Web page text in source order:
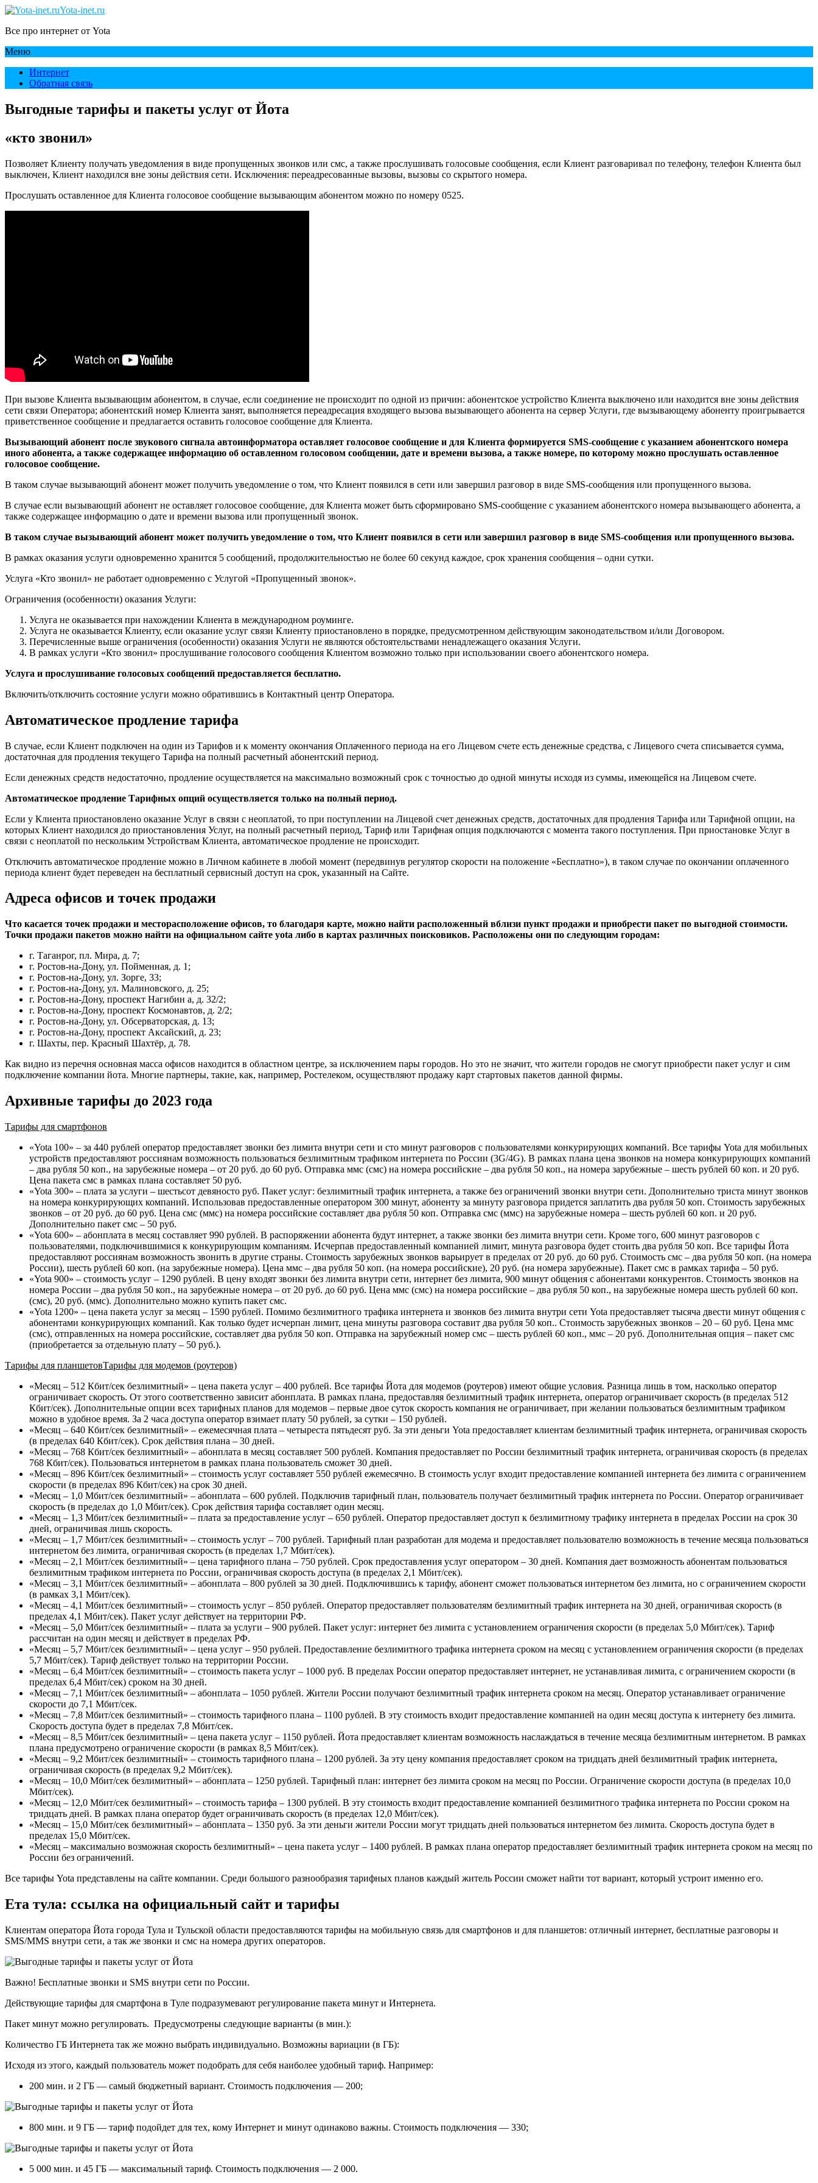
Yota-inet.ru
Все про интернет от Yota
Меню
Интернет
Обратная связь
Выгодные тарифы и пакеты услуг от Йота
«кто звонил»
Позволяет Клиенту получать уведомления в виде пропущенных звонков или смс, а также прослушивать голосовые сообщения, если Клиент разговаривал по телефону, телефон Клиента был
выключен, Клиент находился вне зоны действия сети. Исключения: переадресованные вызовы, вызовы со скрытого номера.
Прослушать оставленное для Клиента голосовое сообщение вызывающим абонентом можно по номеру 0525.
При вызове Клиента вызывающим абонентом, в случае, если соединение не происходит по одной из причин: абонентское устройство Клиента выключено или находится вне зоны действия
сети связи Оператора; абонентский номер Клиента занят, выполняется переадресация входящего вызова вызывающего абонента на сервер Услуги, где вызывающему абоненту проигрывается
приветственное сообщение и предлагается оставить голосовое сообщение для Клиента.
Вызывающий абонент после звукового сигнала автоинформатора оставляет голосовое сообщение и для Клиента формируется SMS-сообщение с указанием абонентского номера
иного абонента, а также содержащее информацию об оставленном голосовом сообщении, дате и времени вызова, а также номере, по которому можно прослушать оставленное
голосовое сообщение.
В таком случае вызывающий абонент может получить уведомление о том, что Клиент появился в сети или завершил разговор в виде SMS-сообщения или пропущенного вызова.
В случае если вызывающий абонент не оставляет голосовое сообщение, для Клиента может быть сформировано SMS-сообщение с указанием абонентского номера вызывающего абонента, а
также содержащее информацию о дате и времени вызова или пропущенный звонок.
В таком случае вызывающий абонент может получить уведомление о том, что Клиент появился в сети или завершил разговор в виде SMS-сообщения или пропущенного вызова.
В рамках оказания услуги одновременно хранится 5 сообщений, продолжительностью не более 60 секунд каждое, срок хранения сообщения – одни сутки.
Услуга «Кто звонил» не работает одновременно с Услугой «Пропущенный звонок».
Ограничения (особенности) оказания Услуги:
Услуга не оказывается при нахождении Клиента в международном роуминге.
Услуга не оказывается Клиенту, если оказание услуг связи Клиенту приостановлено в порядке, предусмотренном действующим законодательством и/или Договором.
Перечисленные выше ограничения (особенности) оказания Услуги не являются обстоятельствами ненадлежащего оказания Услуги.
В рамках услуги «Кто звонил» прослушивание голосового сообщения Клиентом возможно только при использовании своего абонентского номера.
Услуга и прослушивание голосовых сообщений предоставляется бесплатно.
Включить/отключить состояние услуги можно обратившись в Контактный центр Оператора.
Автоматическое продление тарифа
В случае, если Клиент подключен на один из Тарифов и к моменту окончания Оплаченного периода на его Лицевом счете есть денежные средства, с Лицевого счета списывается сумма,
достаточная для продления текущего Тарифа на полный расчетный абонентский период.
Если денежных средств недостаточно, продление осуществляется на максимально возможный срок с точностью до одной минуты исходя из суммы, имеющейся на Лицевом счете.
Автоматическое продление Тарифных опций осуществляется только на полный период.
Если у Клиента приостановлено оказание Услуг в связи с неоплатой, то при поступлении на Лицевой счет денежных средств, достаточных для продления Тарифа или Тарифной опции, на
которых Клиент находился до приостановления Услуг, на полный расчетный период, Тариф или Тарифная опция подключаются с момента такого поступления. При приостановке Услуг в
связи с неоплатой по нескольким Устройствам Клиента, автоматическое продление не происходит.
Отключить автоматическое продление можно в Личном кабинете в любой момент (передвинув регулятор скорости на положение «Бесплатно»), в таком случае по окончании оплаченного
периода клиент будет переведен на бесплатный сервисный доступ на срок, указанный на Сайте.
Адреса офисов и точек продажи
Что касается точек продажи и месторасположение офисов, то благодаря карте, можно найти расположенный вблизи пункт продажи и приобрести пакет по выгодной стоимости.
Точки продажи пакетов можно найти на официальном сайте yota либо в картах различных поисковиков. Расположены они по следующим городам:
г. Таганрог, пл. Мира, д. 7;
г. Ростов-на-Дону, ул. Пойменная, д. 1;
г. Ростов-на-Дону, ул. Зорге, 33;
г. Ростов-на-Дону, ул. Малиновского, д. 25;
г. Ростов-на-Дону, проспект Нагибин а, д. 32/2;
г. Ростов-на-Дону, проспект Космонавтов, д. 2/2;
г. Ростов-на-Дону, ул. Обсерваторская, д. 13;
г. Ростов-на-Дону, проспект Аксайский, д. 23;
г. Шахты, пер. Красный Шахтёр, д. 78.
Как видно из перечня основная масса офисов находится в областном центре, за исключением пары городов. Но это не значит, что жители городов не смогут приобрести пакет услуг и сим
подключение компании йота. Многие партнеры, такие, как, например, Ростелеком, осуществляют продажу карт стартовых пакетов данной фирмы.
Архивные тарифы до 2023 года
Тарифы для смартфонов
«Yota 100» – за 440 рублей оператор предоставляет звонки без лимита внутри сети и сто минут разговоров с пользователями конкурирующих компаний. Все тарифы Yota для мобильных
устройств предоставляют россиянам возможность пользоваться безлимитным трафиком интернета по России (3G/4G). В рамках плана цена звонков на номера конкурирующих компаний
– два рубля 50 коп., на зарубежные номера – от 20 руб. до 60 руб. Отправка ммс (смс) на номера российские – два рубля 50 коп., на номера зарубежные – шесть рублей 60 коп. и 20 руб.
Цена пакета смс в рамках плана составляет 50 руб.
«Yota 300» – плата за услуги – шестьсот девяносто руб. Пакет услуг: безлимитный трафик интернета, а также без ограничений звонки внутри сети. Дополнительно триста минут звонков
на номера конкурирующих компаний. Использовав предоставленные оператором 300 минут, абоненту за минуту разговора придется заплатить два рубля 50 коп. Стоимость зарубежных
звонков – от 20 руб. до 60 руб. Цена смс (ммс) на номера российские составляет два рубля 50 коп. Отправка смс (ммс) на зарубежные номера – шесть рублей 60 коп. и 20 руб.
Дополнительно пакет смс – 50 руб.
«Yota 600» – абонплата в месяц составляет 990 рублей. В распоряжении абонента будут интернет, а также звонки без лимита внутри сети. Кроме того, 600 минут разговоров с
пользователями, подключившимися к конкурирующим компаниям. Исчерпав предоставленный компанией лимит, минута разговора будет стоить два рубля 50 коп. Все тарифы Йота
предоставляют россиянам возможность звонить в другие страны. Стоимость зарубежных звонков варьирует в пределах от 20 руб. до 60 руб. Стоимость смс – два рубля 50 коп. (на номера
России), шесть рублей 60 коп. (на зарубежные номера). Цена ммс – два рубля 50 коп. (на номера российские), 20 руб. (на номера зарубежные). Пакет смс в рамках тарифа – 50 руб.
«Yota 900» – стоимость услуг – 1290 рублей. В цену входят звонки без лимита внутри сети, интернет без лимита, 900 минут общения с абонентами конкурентов. Стоимость звонков на
номера России – два рубля 50 коп., на зарубежные номера – от 20 руб. до 60 руб. Цена ммс (смс) на номера российские – два рубля 50 коп., на зарубежные номера шесть рублей 60 коп.
(смс), 20 руб. (ммс). Дополнительно можно купить пакет смс.
«Yota 1200» – цена пакета услуг за месяц – 1590 рублей. Помимо безлимитного трафика интернета и звонков без лимита внутри сети Yota предоставляет тысяча двести минут общения с
абонентами конкурирующих компаний. Как только будет исчерпан лимит, цена минуты разговора составит два рубля 50 коп.. Стоимость зарубежных звонков – 20 – 60 руб. Цена ммс
(смс), отправленных на номера российские, составляет два рубля 50 коп. Отправка на зарубежный номер смс – шесть рублей 60 коп., ммс – 20 руб. Дополнительная опция – пакет смс
(приобретается за отдельную плату – 50 руб.).
Тарифы для планшетовТарифы для модемов (роутеров)
«Месяц – 512 Кбит/сек безлимитный» – цена пакета услуг – 400 рублей. Все тарифы Йота для модемов (роутеров) имеют общие условия. Разница лишь в том, насколько оператор
ограничивает скорость. От этого соответственно зависит абонплата. В рамках плана, предоставляя безлимитный трафик интернета, оператор ограничивает скорость (в пределах 512
Кбит/сек). Дополнительные опции всех тарифных планов для модемов – первые двое суток скорость компания не ограничивает, при желании пользоваться безлимитным трафиком
можно в удобное время. За 2 часа доступа оператор взимает плату 50 рублей, за сутки – 150 рублей.
«Месяц – 640 Кбит/сек безлимитный» – ежемесячная плата – четыреста пятьдесят руб. За эти деньги Yota предоставляет клиентам безлимитный трафик интернета, ограничивая скорость
(в пределах 640 Кбит/сек). Срок действия плана – 30 дней.
«Месяц – 768 Кбит/сек безлимитный» – абонплата в месяц составляет 500 рублей. Компания предоставляет по России безлимитный трафик интернета, ограничивая скорость (в пределах
768 Кбит/сек). Пользоваться интернетом в рамках плана пользователь сможет 30 дней.
«Месяц – 896 Кбит/сек безлимитный» – стоимость услуг составляет 550 рублей ежемесячно. В стоимость услуг входит предоставление компанией интернета без лимита с ограничением
скорости (в пределах 896 Кбит/сек) на срок 30 дней.
«Месяц – 1,0 Мбит/сек безлимитный» – абонплата – 600 рублей. Подключив тарифный план, пользователь получает безлимитный трафик интернета по России. Оператор ограничивает
скорость (в пределах до 1,0 Мбит/сек). Срок действия тарифа составляет один месяц.
«Месяц – 1,3 Мбит/сек безлимитный» – плата за предоставление услуг – 650 рублей. Оператор предоставляет доступ к безлимитному трафику интернета в пределах России на срок 30
дней, ограничивая лишь скорость.
«Месяц – 1,7 Мбит/сек безлимитный» – стоимость услуг – 700 рублей. Тарифный план разработан для модема и предоставляет пользователю возможность в течение месяца пользоваться
интернетом без лимита, ограничивая скорость (в пределах 1,7 Мбит/сек).
«Месяц – 2,1 Мбит/сек безлимитный» – цена тарифного плана – 750 рублей. Срок предоставления услуг оператором – 30 дней. Компания дает возможность абонентам пользоваться
безлимитным трафиком интернета по России, ограничивая скорость доступа (в пределах 2,1 Мбит/сек).
«Месяц – 3,1 Мбит/сек безлимитный» – абонплата – 800 рублей за 30 дней. Подключившись к тарифу, абонент сможет пользоваться интернетом без лимита, но с ограничением скорости
(в рамках 3,1 Мбит/сек).
«Месяц – 4,1 Мбит/сек безлимитный» – стоимость услуг – 850 рублей. Оператор предоставляет пользователям безлимитный трафик интернета на 30 дней, ограничивая скорость (в
пределах 4,1 Мбит/сек). Пакет услуг действует на территории РФ.
«Месяц – 5,0 Мбит/сек безлимитный» – плата за услуги – 900 рублей. Пакет услуг: интернет без лимита с установлением ограничения скорости (в пределах 5,0 Мбит/сек). Тариф
рассчитан на один месяц и действует в пределах РФ.
«Месяц – 5,7 Мбит/сек безлимитный» – цена услуг – 950 рублей. Предоставление безлимитного трафика интернета сроком на месяц с установлением ограничения скорости (в пределах
5,7 Мбит/сек). Тариф действует только на территории России.
«Месяц – 6,4 Мбит/сек безлимитный» – стоимость пакета услуг – 1000 руб. В пределах России оператор предоставляет интернет, не устанавливая лимита, с ограничением скорости (в
пределах 6,4 Мбит/сек) сроком на 30 дней.
«Месяц – 7,1 Мбит/сек безлимитный» – абонплата – 1050 рублей. Жители России получают безлимитный трафик интернета сроком на месяц. Оператор устанавливает ограничение
скорости до 7,1 Мбит/сек.
«Месяц – 7,8 Мбит/сек безлимитный» – стоимость тарифного плана – 1100 рублей. В эту стоимость входит предоставление компанией на один месяц доступа к интернету без лимита.
Скорость доступа будет в пределах 7,8 Мбит/сек.
«Месяц – 8,5 Мбит/сек безлимитный» – цена пакета услуг – 1150 рублей. Йота предоставляет клиентам возможность наслаждаться в течение месяца безлимитным интернетом. В рамках
плана предусмотрено ограничение скорости (в рамках 8,5 Мбит/сек).
«Месяц – 9,2 Мбит/сек безлимитный» – стоимость тарифного плана – 1200 рублей. За эту цену компания предоставляет сроком на тридцать дней безлимитный трафик интернета,
ограничивая скорость (в пределах 9,2 Мбит/сек).
«Месяц – 10,0 Мбит/сек безлимитный» – абонплата – 1250 рублей. Тарифный план: интернет без лимита сроком на месяц по России. Ограничение скорости доступа (в пределах 10,0
Мбит/сек).
«Месяц – 12,0 Мбит/сек безлимитный» – стоимость тарифа – 1300 рублей. В эту стоимость входит предоставление компанией безлимитного трафика интернета по России сроком на
тридцать дней. В рамках плана оператор будет ограничивать скорость (в пределах 12,0 Мбит/сек).
«Месяц – 15,0 Мбит/сек безлимитный» – абонплата – 1350 руб. За эти деньги жители России могут тридцать дней пользоваться интернетом без лимита. Скорость доступа будет в
пределах 15,0 Мбит/сек.
«Месяц – максимально возможная скорость безлимитный» – цена пакета услуг – 1400 рублей. В рамках плана оператор предоставляет безлимитный трафик интернета сроком на месяц по
России без ограничений.
Все тарифы Yota представлены на сайте компании. Среди большого разнообразия тарифных планов каждый житель России сможет найти тот вариант, который устроит именно его.
Ета тула: ссылка на официальный сайт и тарифы
Клиентам оператора Йота города Тула и Тульской области предоставляются тарифы на мобильную связь для смартфонов и для планшетов: отличный интернет, бесплатные разговоры и
SMS/MMS внутри сети, а так же звонки и смс на номера других операторов.
Важно! Бесплатные звонки и SMS внутри сети по России.
Действующие тарифы для смартфона в Туле подразумевают регулирование пакета минут и Интернета.
Пакет минут можно регулировать. Предусмотрены следующие варианты (в мин.):
Количество ГБ Интернета так же можно выбрать индивидуально. Возможны вариации (в ГБ):
Исходя из этого, каждый пользователь может подобрать для себя наиболее удобный тариф. Например:
200 мин. и 2 ГБ — самый бюджетный вариант. Стоимость подключения — 200;
800 мин. и 9 ГБ — тариф подойдет для тех, кому Интернет и минут одинаково важны. Стоимость подключения — 330;
5 000 мин. и 45 ГБ — максимальный тариф. Стоимость подключения — 2 000.